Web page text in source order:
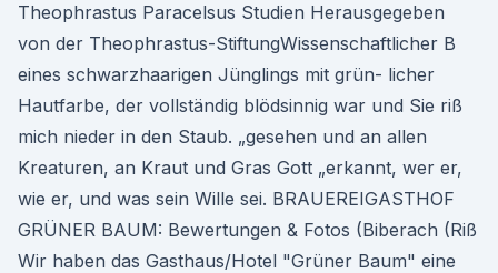
Theophrastus Paracelsus Studien Herausgegeben
von der Theophrastus-StiftungWissenschaftlicher B
eines schwarzhaarigen Jünglings mit grün- licher
Hautfarbe, der vollständig blödsinnig war und Sie riß
mich nieder in den Staub. „gesehen und an allen
Kreaturen, an Kraut und Gras Gott „erkannt, wer er,
wie er, und was sein Wille sei. BRAUEREIGASTHOF
GRÜNER BAUM: Bewertungen & Fotos (Biberach (Riß
Wir haben das Gasthaus/Hotel "Grüner Baum" eine